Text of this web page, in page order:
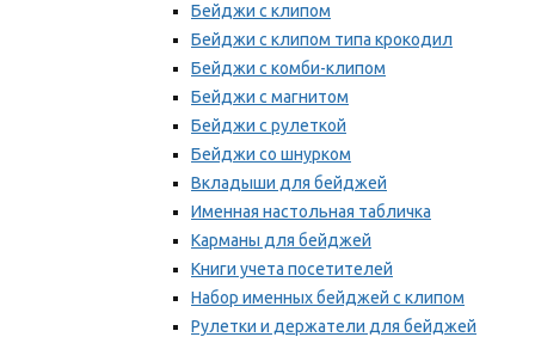
Бейджи с клипом
Бейджи с клипом типа крокодил
Бейджи с комби-клипом
Бейджи с магнитом
Бейджи с рулеткой
Бейджи со шнурком
Вкладыши для бейджей
Именная настольная табличка
Карманы для бейджей
Книги учета посетителей
Набор именных бейджей с клипом
Рулетки и держатели для бейджей